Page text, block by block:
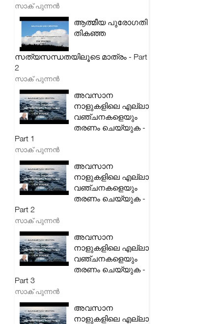
സാക് പുന്നൻ
ആത്മീയ പുരോഗതി
തികഞ്ഞ
സത്യസന്ധതയിലൂടെ മാത്രം - Part
2
സാക് പുന്നൻ
അവസാന
നാളുകളിലെ എല്ലാ
വഞ്ചനകളെയും
തരണം ചെയ്യുക -
Part 1
സാക് പുന്നൻ
അവസാന
നാളുകളിലെ എല്ലാ
വഞ്ചനകളെയും
തരണം ചെയ്യുക -
Part 2
സാക് പുന്നൻ
അവസാന
നാളുകളിലെ എല്ലാ
വഞ്ചനകളെയും
തരണം ചെയ്യുക -
Part 3
സാക് പുന്നൻ
അവസാന
നാളുകളിലെ എല്ലാ